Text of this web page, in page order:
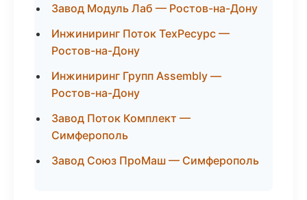
Завод Модуль Лаб — Ростов-на-Дону
Инжиниринг Поток ТехРесурс —
Ростов-на-Дону
Инжиниринг Групп Assembly —
Ростов-на-Дону
Завод Поток Комплект —
Симферополь
Завод Союз ПроМаш — Симферополь